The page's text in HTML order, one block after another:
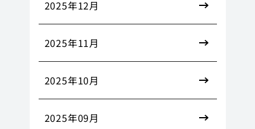
2025年12月
2025年11月
2025年10月
2025年09月